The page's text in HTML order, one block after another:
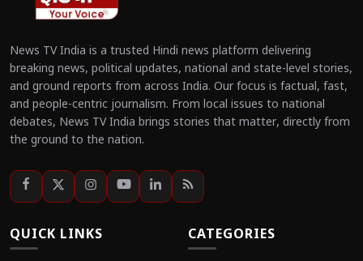
News TV India is a trusted Hindi news platform delivering
breaking news, political updates, national and state-level stories,
and ground reports from across India. Our focus is factual, fast,
and people-centric journalism. From local issues to national
debates, News TV India brings stories that matter, directly from
the ground to the nation.
QUICK LINKS CATEGORIES